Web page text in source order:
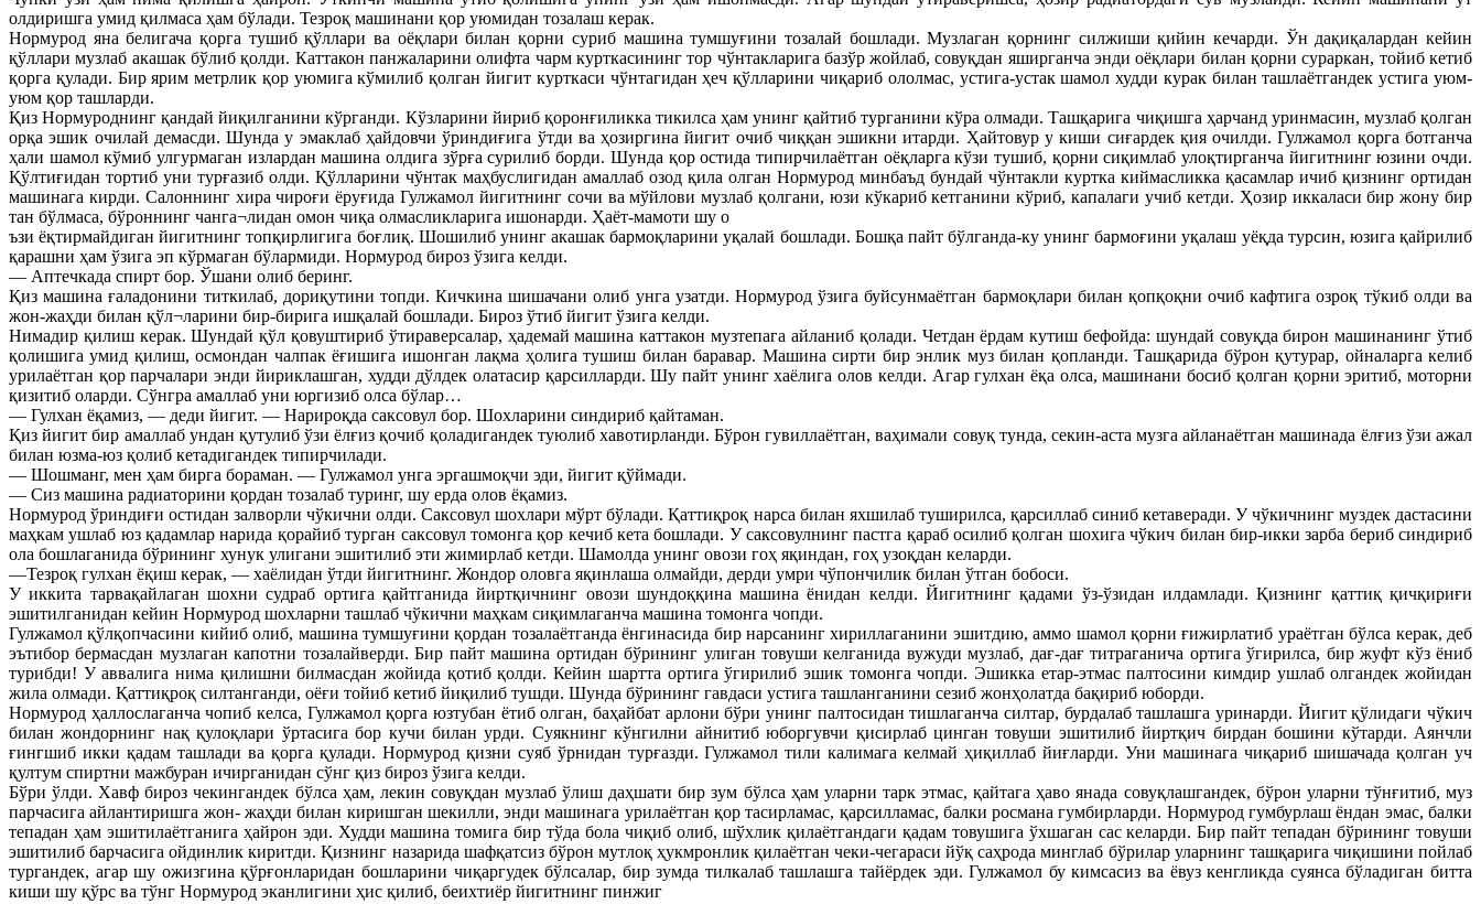
олдиришга умид қилмаса ҳам бўлади. Тезроқ машинани қор уюмидан тозалаш керак.
Нормурод яна белигача қорга тушиб қўллари ва оёқлари билан қорни суриб машина тумшуғини тозалай бошлади. Музлаган қорнинг силжиши қийин кечарди. Ўн дақиқалардан кейин
қўллари музлаб акашак бўлиб қолди. Каттакон панжаларини олифта чарм курткасининг тор чўнтакларига базўр жойлаб, совуқдан яширганча энди оёқлари билан қорни сураркан, тойиб кетиб
қорга қулади. Бир ярим метрлик қор уюмига кўмилиб қолган йигит курткаси чўнтагидан ҳеч қўлларини чиқариб ололмас, устига-устак шамол худди курак билан ташлаётгандек устига уюм-
уюм қор ташларди.
Қиз Нормуроднинг қандай йиқилганини кўрганди. Кўзларини йириб қоронғиликка тикилса ҳам унинг қайтиб турганини кўра олмади. Ташқарига чиқишга ҳарчанд уринмасин, музлаб қолган
орқа эшик очилай демасди. Шунда у эмаклаб ҳайдовчи ўриндиғига ўтди ва ҳозиргина йигит очиб чиққан эшикни итарди. Ҳайтовур у киши сиғардек қия очилди. Гулжамол қорга ботганча
ҳали шамол кўмиб улгурмаган излардан машина олдига зўрға сурилиб борди. Шунда қор остида типирчилаётган оёқларга кўзи тушиб, қорни сиқимлаб улоқтирганча йигитнинг юзини очди.
Қўлтиғидан тортиб уни турғазиб олди. Қўлларини чўнтак маҳбуслигидан амаллаб озод қила олган Нормурод минбаъд бундай чўнтакли куртка киймасликка қасамлар ичиб қизнинг ортидан
машинага кирди. Салоннинг хира чироғи ёруғида Гулжамол йигитнинг сочи ва мўйлови музлаб қолгани, юзи кўкариб кетганини кўриб, капалаги учиб кетди. Ҳозир иккаласи бир жону бир
тан бўлмаса, бўроннинг чанга¬лидан омон чиқа олмасликларига ишонарди. Ҳаёт-мамоти шу о
ъзи ёқтирмайдиган йигитнинг топқирлигига боғлиқ. Шошилиб унинг акашак бармоқларини уқалай бошлади. Бошқа пайт бўлганда-ку унинг бармоғини уқалаш уёқда турсин, юзига қайрилиб
қарашни ҳам ўзига эп кўрмаган бўлармиди. Нормурод бироз ўзига келди.
— Аптечкада спирт бор. Ўшани олиб беринг.
Қиз машина ғаладонини титкилаб, дориқутини топди. Кичкина шишачани олиб унга узатди. Нормурод ўзига буйсунмаётган бармоқлари билан қопқоқни очиб кафтига озроқ тўкиб олди ва
жон-жаҳди билан қўл¬ларини бир-бирига ишқалай бошлади. Бироз ўтиб йигит ўзига келди.
Нимадир қилиш керак. Шундай қўл қовуштириб ўтираверсалар, ҳадемай машина каттакон музтепага айланиб қолади. Четдан ёрдам кутиш бефойда: шундай совуқда бирон машинанинг ўтиб
қолишига умид қилиш, осмондан чалпак ёғишига ишонган лақма ҳолига тушиш билан баравар. Машина сирти бир энлик муз билан қопланди. Ташқарида бўрон қутурар, ойналарга келиб
урилаётган қор парчалари энди йириклашган, худди дўлдек олатасир қарсилларди. Шу пайт унинг хаёлига олов келди. Агар гулхан ёқа олса, машинани босиб қолган қорни эритиб, моторни
қизитиб оларди. Сўнгра амаллаб уни юргизиб олса бўлар…
— Гулхан ёқамиз, — деди йигит. — Нарироқда саксовул бор. Шохларини синдириб қайтаман.
Қиз йигит бир амаллаб ундан қутулиб ўзи ёлғиз қочиб қоладигандек туюлиб хавотирланди. Бўрон гувиллаётган, ваҳимали совуқ тунда, секин-аста музга айланаётган машинада ёлғиз ўзи ажал
билан юзма-юз қолиб кетадигандек типирчилади.
— Шошманг, мен ҳам бирга бораман. — Гулжамол унга эргашмоқчи эди, йигит қўймади.
— Сиз машина радиаторини қордан тозалаб туринг, шу ерда олов ёқамиз.
Нормурод ўриндиғи остидан залворли чўкични олди. Саксовул шохлари мўрт бўлади. Қаттиқроқ нарса билан яхшилаб туширилса, қарсиллаб синиб кетаверади. У чўкичнинг муздек дастасини
маҳкам ушлаб юз қадамлар нарида қорайиб турган саксовул томонга қор кечиб кета бошлади. У саксовулнинг пастга қараб осилиб қолган шохига чўкич билан бир-икки зарба бериб синдириб
ола бошлаганида бўрининг хунук улигани эшитилиб эти жимирлаб кетди. Шамолда унинг овози гоҳ яқиндан, гоҳ узоқдан келарди.
—Тезроқ гулхан ёқиш керак, — хаёлидан ўтди йигитнинг. Жондор оловга яқинлаша олмайди, дерди умри чўпончилик билан ўтган бобоси.
У иккита тарвақайлаган шохни судраб ортига қайтганида йиртқичнинг овози шундоққина машина ёнидан келди. Йигитнинг қадами ўз-ўзидан илдамлади. Қизнинг қаттиқ қичқириғи
эшитилганидан кейин Нормурод шохларни ташлаб чўкични маҳкам сиқимлаганча машина томонга чопди.
Гулжамол қўлқопчасини кийиб олиб, машина тумшуғини қордан тозалаётганда ёнгинасида бир нарсанинг хириллаганини эшитдию, аммо шамол қорни ғижирлатиб ураётган бўлса керак, деб
эътибор бермасдан музлаган капотни тозалайверди. Бир пайт машина ортидан бўрининг улиган товуши келганида вужуди музлаб, дағ-дағ титраганича ортига ўгирилса, бир жуфт кўз ёниб
турибди! У аввалига нима қилишни билмасдан жойида қотиб қолди. Кейин шартта ортига ўгирилиб эшик томонга чопди. Эшикка етар-этмас палтосини кимдир ушлаб олгандек жойидан
жила олмади. Қаттиқроқ силтанганди, оёғи тойиб кетиб йиқилиб тушди. Шунда бўрининг гавдаси устига ташланганини сезиб жонҳолатда бақириб юборди.
Нормурод ҳаллослаганча чопиб келса, Гулжамол қорга юзтубан ётиб олган, баҳайбат арлони бўри унинг палтосидан тишлаганча силтар, бурдалаб ташлашга уринарди. Йигит қўлидаги чўкич
билан жондорнинг нақ қулоқлари ўртасига бор кучи билан урди. Суякнинг кўнгилни айнитиб юборгувчи қисирлаб цинган товуши эшитилиб йиртқич бирдан бошини кўтарди. Аянчли
ғингшиб икки қадам ташлади ва қорга қулади. Нормурод қизни суяб ўрнидан турғазди. Гулжамол тили калимага келмай ҳиқиллаб йиғларди. Уни машинага чиқариб шишачада қолган уч
қултум спиртни мажбуран ичирганидан сўнг қиз бироз ўзига келди.
Бўри ўлди. Хавф бироз чекингандек бўлса ҳам, лекин совуқдан музлаб ўлиш даҳшати бир зум бўлса ҳам уларни тарк этмас, қайтага ҳаво янада совуқлашгандек, бўрон уларни тўнғитиб, муз
парчасига айлантиришга жон- жаҳди билан киришган шекилли, энди машинага урилаётган қор тасирламас, қарсилламас, балки росмана гумбирларди. Нормурод гумбурлаш ёндан эмас, балки
тепадан ҳам эшитилаётганига ҳайрон эди. Худди машина томига бир тўда бола чиқиб олиб, шўхлик қилаётгандаги қадам товушига ўхшаган сас келарди. Бир пайт тепадан бўрининг товуши
эшитилиб барчасига ойдинлик киритди. Қизнинг назарида шафқатсиз бўрон мутлоқ ҳукмронлик қилаётган чеки-чегараси йўқ саҳрода минглаб бўрилар уларнинг ташқарига чиқишини пойлаб
тургандек, агар шу ожизгина қўрғонларидан бошларини чиқаргудек бўлсалар, бир зумда тилкалаб ташлашга тайёрдек эди. Гулжамол бу кимсасиз ва ёвуз кенгликда суянса бўладиган битта
киши шу қўрс ва тўнг Нормурод эканлигини ҳис қилиб, беихтиёр йигитнинг пинжиг